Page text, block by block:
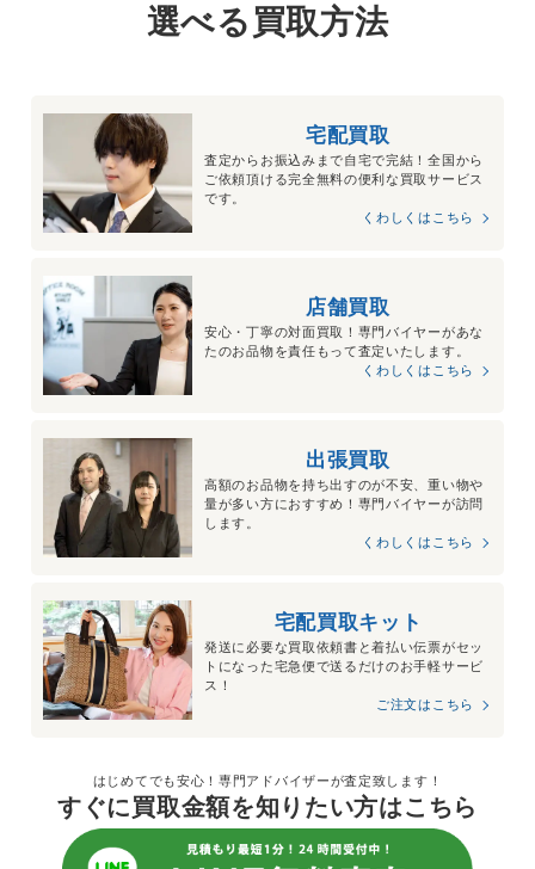
選べる買取方法
宅配買取
査定からお振込みまで自宅で完結！全国から
ご依頼頂ける完全無料の便利な買取サービス
です。
くわしくはこちら
店舗買取
安心・丁寧の対面買取！専門バイヤーがあな
たのお品物を責任もって査定いたします。
くわしくはこちら
出張買取
高額のお品物を持ち出すのが不安、重い物や
量が多い方におすすめ！専門バイヤーが訪問
します。
くわしくはこちら
宅配買取キット
発送に必要な買取依頼書と着払い伝票がセッ
トになった宅急便で送るだけのお手軽サービ
ス！
ご注文はこちら
はじめてでも安心！専門アドバイザーが査定致します！
すぐに買取金額を知りたい方はこちら